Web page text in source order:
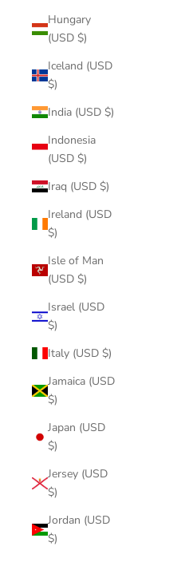
Hungary
(USD $)
Iceland (USD
$)
India (USD $)
Indonesia
(USD $)
Iraq (USD $)
Ireland (USD
$)
Isle of Man
(USD $)
Israel (USD
$)
Italy (USD $)
Jamaica (USD
$)
Japan (USD
$)
Jersey (USD
$)
Jordan (USD
$)